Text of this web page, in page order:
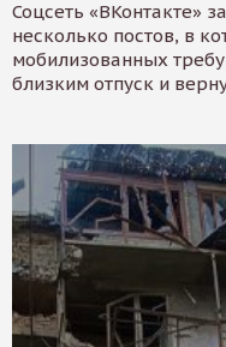
Соцсеть «ВКонтакте»
несколько постов, в
мобилизованных
близким отпуск и